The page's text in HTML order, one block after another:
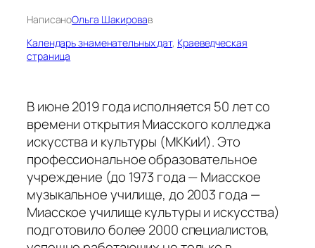
НаписаноОльга Шакировав
Календарь знаменательных дат, Краеведческая
страница
В июне 2019 года исполняется 50 лет со
времени открытия Миасского колледжа
искусства и культуры (МККиИ). Это
профессиональное образовательное
учреждение (до 1973 года — Миасское
музыкальное училище, до 2003 года —
Миасское училище культуры и искусства)
подготовило более 2000 специалистов,